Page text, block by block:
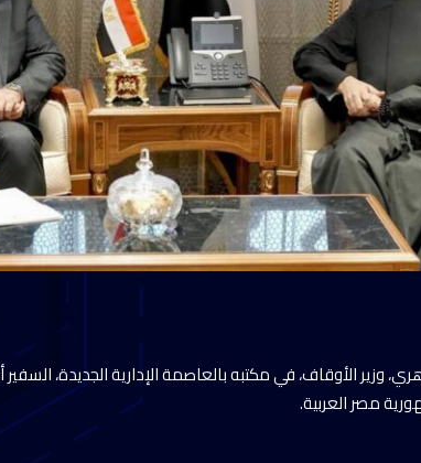
وزير الأوقاف، في مكتبه بالعاصمة الإدارية الجديدة،
مصر العربية.